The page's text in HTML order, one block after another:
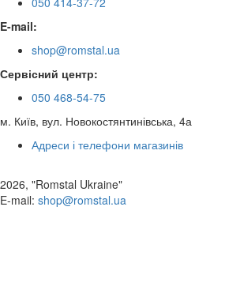
E-mail:
shop@romstal.ua
Сервісний центр:
050 468-54-75
м. Київ, вул. Новокостянтинівська, 4а
Адреси і телефони магазинів
2026, "Romstal Ukraine"
​E-mail: shop@romstal.ua